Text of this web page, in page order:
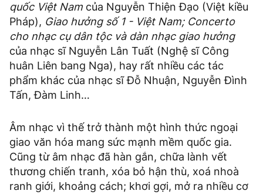
quốc Việt Nam của Nguyễn Thiện Đạo (Việt kiều
Pháp), Giao hưởng số 1 - Việt Nam; Concerto
cho nhạc cụ dân tộc và dàn nhạc giao hưởng
của nhạc sĩ Nguyễn Lân Tuất (Nghệ sĩ Công
huân Liên bang Nga), hay rất nhiều các tác
phẩm khác của nhạc sĩ Đỗ Nhuận, Nguyễn Đình
Tấn, Đàm Linh…
Âm nhạc vì thế trở thành một hình thức ngoại
giao văn hóa mang sức mạnh mềm quốc gia.
Cũng từ âm nhạc đã hàn gắn, chữa lành vết
thương chiến tranh, xóa bỏ hận thù, xoá nhoà
ranh giới, khoảng cách; khơi gợi, mở ra nhiều cơ